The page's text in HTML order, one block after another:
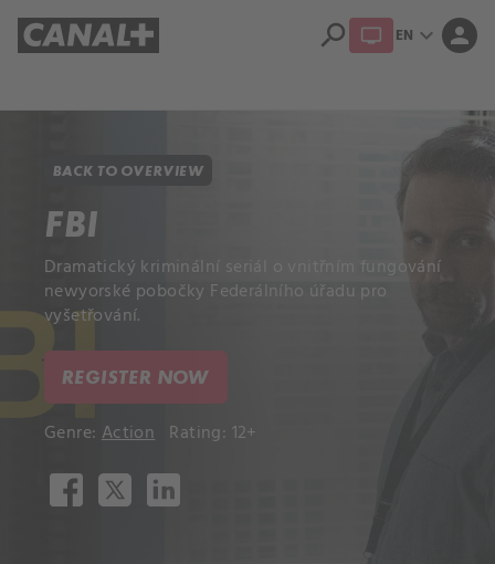
search EN expand_more person
BACK TO OVERVIEW
FBI
Dramatický kriminální seriál o vnitřním fungování
newyorské pobočky Federálního úřadu pro
vyšetřování.
REGISTER NOW
Genre: Action Rating: 12+